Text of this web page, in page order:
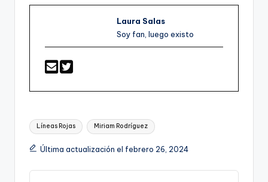
Laura Salas
Soy fan, luego existo
Etiquetas:
Líneas Rojas Miriam Rodríguez
Última actualización el febrero 26, 2024